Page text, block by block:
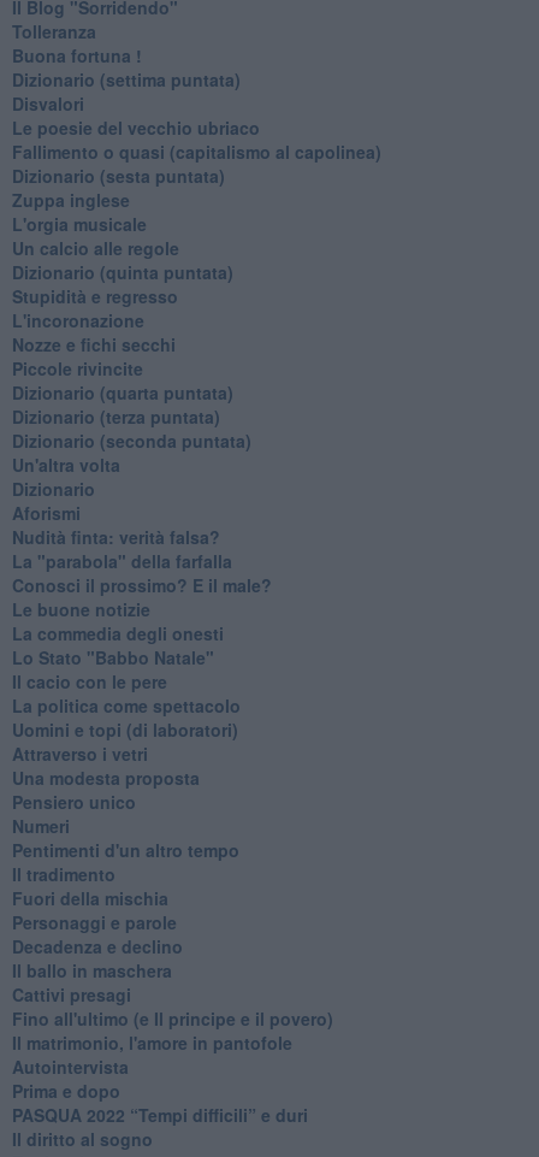
Il Blog "Sorridendo"
Tolleranza
Buona fortuna !
​Dizionario (settima puntata)
Disvalori
Le poesie del vecchio ubriaco
Fallimento o quasi (capitalismo al capolinea)
Dizionario (sesta puntata)
Zuppa inglese
L'orgia musicale
Un calcio alle regole
Dizionario (quinta puntata)
Stupidità e regresso
L'incoronazione
Nozze e fichi secchi
Piccole rivincite
​Dizionario (quarta puntata)
​Dizionario (terza puntata)
​Dizionario (seconda puntata)
Un'altra volta
Dizionario
Aforismi
Nudità finta: verità falsa?
La "parabola" della farfalla
Conosci il prossimo? E il male?
Le buone notizie
La commedia degli onesti
Lo Stato "Babbo Natale"
Il cacio con le pere
La politica come spettacolo
Uomini e topi (di laboratori)
Attraverso i vetri
Una modesta proposta
Pensiero unico
Numeri
Pentimenti d'un altro tempo
Il tradimento
Fuori della mischia
Personaggi e parole
Decadenza e declino
Il ballo in maschera
Cattivi presagi
Fino all'ultimo (e Il principe e il povero)
Il matrimonio, l'amore in pantofole
Autointervista
Prima e dopo
​PASQUA 2022 “Tempi difficili” e duri
Il diritto al sogno